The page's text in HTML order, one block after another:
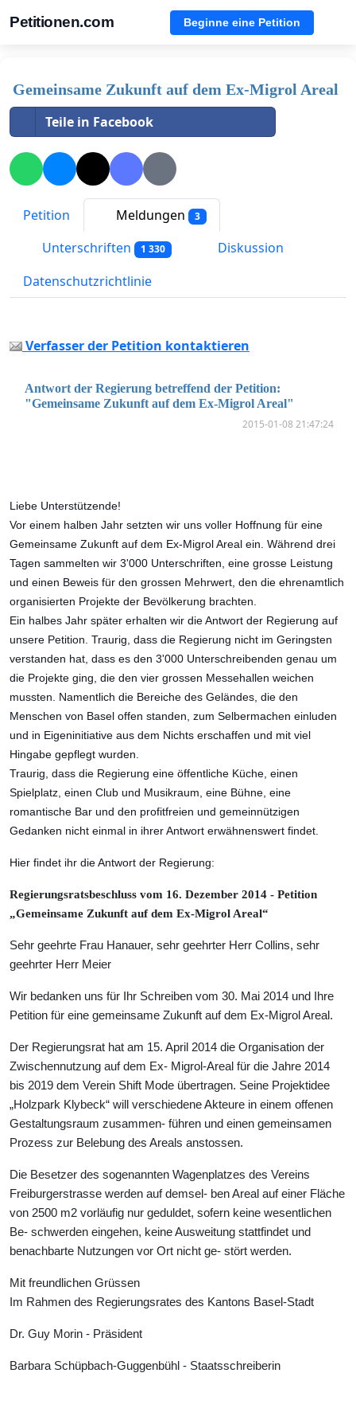
Petitionen.com Beginne eine Petition
Gemeinsame Zukunft auf dem Ex-Migrol Areal
Teile in Facebook
Petition Meldungen 3
Unterschriften 1 330
Diskussion
Datenschutzrichtlinie
Verfasser der Petition kontaktieren
Antwort der Regierung betreffend der Petition:
"Gemeinsame Zukunft auf dem Ex-Migrol Areal"
2015-01-08 21:47:24
Liebe Unterstützende!
Vor einem halben Jahr setzten wir uns voller Hoffnung für eine
Gemeinsame Zukunft auf dem Ex-Migrol Areal ein. Während drei
Tagen sammelten wir 3'000 Unterschriften, eine grosse Leistung
und einen Beweis für den grossen Mehrwert, den die ehrenamtlich
organisierten Projekte der Bevölkerung brachten.
Ein halbes Jahr später erhalten wir die Antwort der Regierung auf
unsere Petition. Traurig, dass die Regierung nicht im Geringsten
verstanden hat, dass es den 3'000 Unterschreibenden genau um
die Projekte ging, die den vier grossen Messehallen weichen
mussten. Namentlich die Bereiche des Geländes, die den
Menschen von Basel offen standen, zum Selbermachen einluden
und in Eigeninitiative aus dem Nichts erschaffen und mit viel
Hingabe gepflegt wurden.
Traurig, dass die Regierung eine öffentliche Küche, einen
Spielplatz, einen Club und Musikraum, eine Bühne, eine
romantische Bar und den profitfreien und gemeinnützigen
Gedanken nicht einmal in ihrer Antwort erwähnenswert findet.
Hier findet ihr die Antwort der Regierung:
Regierungsratsbeschluss vom 16. Dezember 2014 - Petition
„Gemeinsame Zukunft auf dem Ex-Migrol Areal“
Sehr geehrte Frau Hanauer, sehr geehrter Herr Collins, sehr
geehrter Herr Meier
Wir bedanken uns für Ihr Schreiben vom 30. Mai 2014 und Ihre
Petition für eine gemeinsame Zukunft auf dem Ex-Migrol Areal.
Der Regierungsrat hat am 15. April 2014 die Organisation der
Zwischennutzung auf dem Ex- Migrol-Areal für die Jahre 2014
bis 2019 dem Verein Shift Mode übertragen. Seine Projektidee
„Holzpark Klybeck“ will verschiedene Akteure in einem offenen
Gestaltungsraum zusammen- führen und einen gemeinsamen
Prozess zur Belebung des Areals anstossen.
Die Besetzer des sogenannten Wagenplatzes des Vereins
Freiburgerstrasse werden auf demsel- ben Areal auf einer Fläche
von 2500 m2 vorläufig nur geduldet, sofern keine wesentlichen
Be- schwerden eingehen, keine Ausweitung stattfindet und
benachbarte Nutzungen vor Ort nicht ge- stört werden.
Mit freundlichen Grüssen
Im Rahmen des Regierungsrates des Kantons Basel-Stadt
Dr. Guy Morin - Präsident
Barbara Schüpbach-Guggenbühl - Staatsschreiberin